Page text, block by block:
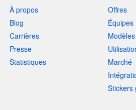
À propos
Blog
Carrières
Presse
Statistiques
Offres
Équipes
Modèles
Marché
Stickers